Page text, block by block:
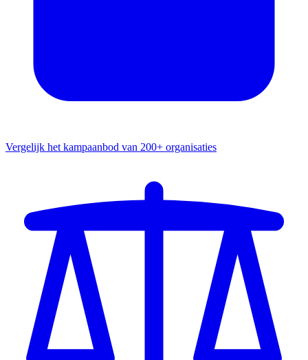
Vergelijk het kampaanbod van 200+ organisaties